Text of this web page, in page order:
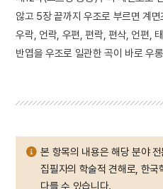
않고 5장 끝까지 우조로 부르면 계
우락, 언락, 우편, 편락, 편삭, 언편,
반엽을 우조로 일관한 곡이 바로 우
본 항목의 내용은 해당 분야
집필자의 학술적 견해로, 한
다를 수 있습니다.